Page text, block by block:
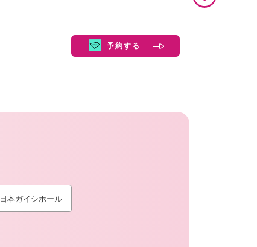
予約する
日本ガイシホール